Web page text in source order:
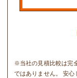
※当社の見積比較は完
ではありません。 安心